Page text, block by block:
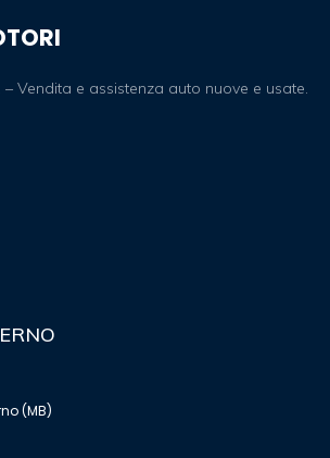
– Vendita e assistenza auto nuove e usate.
(MB)